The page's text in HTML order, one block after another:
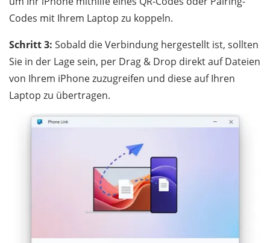
Codes mit Ihrem Laptop zu koppeln.
Schritt 3: Sobald die Verbindung hergestellt ist, sollten
Sie in der Lage sein, per Drag & Drop direkt auf Dateien
von Ihrem iPhone zuzugreifen und diese auf Ihren
Laptop zu übertragen.